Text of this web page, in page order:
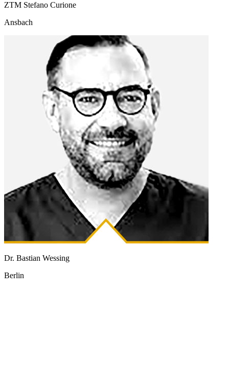
ZTM Stefano Curione
Ansbach
Dr. Bastian Wessing
Berlin